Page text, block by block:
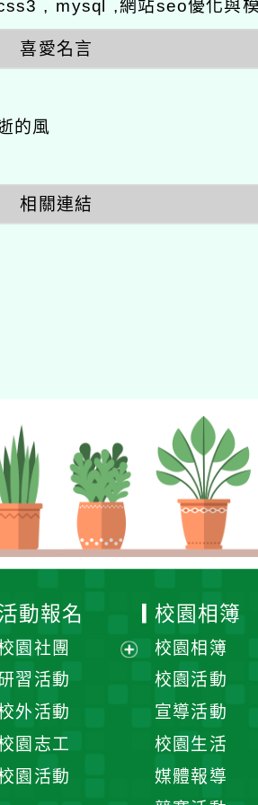
, mysql ,網站seo優化與模
喜愛名言
的風
相關連結
動報名
園社團
習活動
外活動
園志工
園活動
校園相簿
校園相簿
校園活動
宣導活動
校園生活
媒體報導